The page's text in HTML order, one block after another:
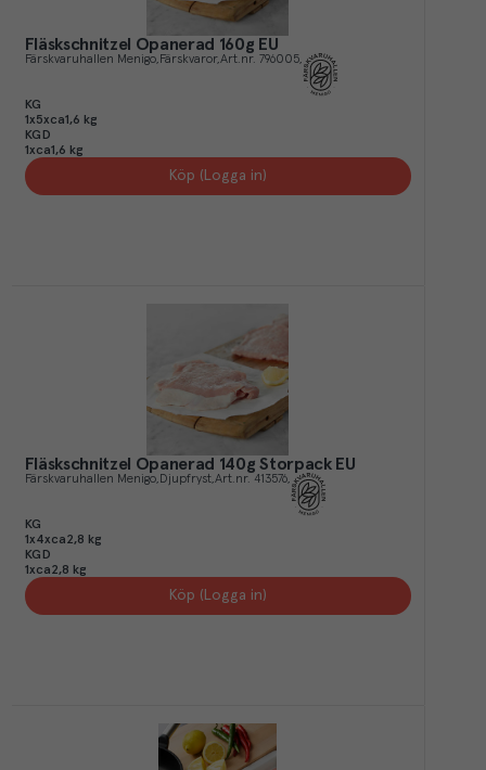
Fläskschnitzel Opanerad 160g EU
Färskvaruhallen Menigo Färskvaror Art.nr. 796005
KG
1x5xca1,6 kg
KGD
1xca1,6 kg
Köp (Logga in)
Fläskschnitzel Opanerad 140g Storpack EU
Färskvaruhallen Menigo Djupfryst Art.nr. 413576
KG
1x4xca2,8 kg
KGD
1xca2,8 kg
Köp (Logga in)